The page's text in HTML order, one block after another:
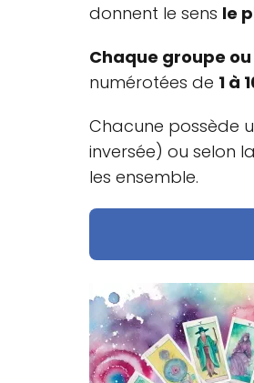
donnent le sens le
Chaque groupe
numérotées de 1 à
Chacune possède
inversée) ou selon
les ensemble.